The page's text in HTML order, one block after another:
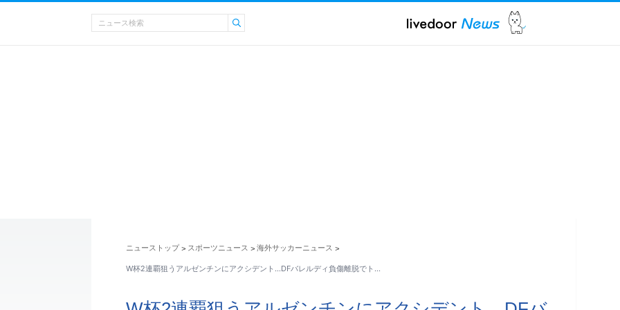
ニューストップ > スポーツニュース > 海外サッカーニュース >
W杯2連覇狙うアルゼンチンにアクシデント…DFバレルディ負傷離脱でト…